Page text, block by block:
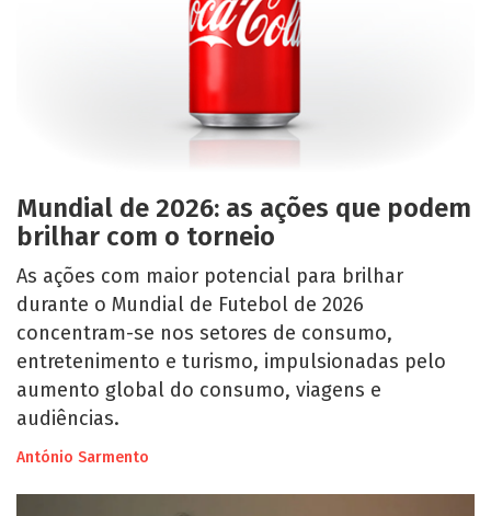
Mundial de 2026: as ações que podem
brilhar com o torneio
As ações com maior potencial para brilhar
durante o Mundial de Futebol de 2026
concentram-se nos setores de consumo,
entretenimento e turismo, impulsionadas pelo
aumento global do consumo, viagens e
audiências.
António Sarmento